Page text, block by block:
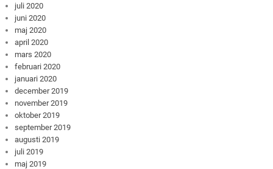
juli 2020
juni 2020
maj 2020
april 2020
mars 2020
februari 2020
januari 2020
december 2019
november 2019
oktober 2019
september 2019
augusti 2019
juli 2019
maj 2019